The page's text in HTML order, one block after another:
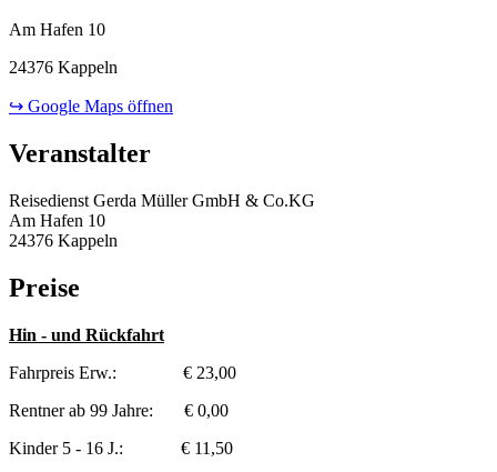
Am Hafen 10
24376 Kappeln
↪ Google Maps öffnen
Veranstalter
Reisedienst Gerda Müller GmbH & Co.KG
Am Hafen 10
24376 Kappeln
Preise
Hin - und Rückfahrt
Fahrpreis Erw.: € 23,00
Rentner ab 99 Jahre: € 0,00
Kinder 5 - 16 J.: € 11,50